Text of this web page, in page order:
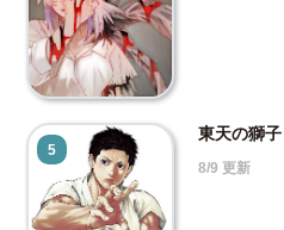
5
東天の獅子
8/9 更新